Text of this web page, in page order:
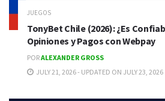
JUEGOS
TonyBet Chile (2026): ¿Es
Opiniones y Pagos con Webpay
PORALEXANDER GROSS
JULY 21, 2026 - UPDATED ON JULY 23, 2026